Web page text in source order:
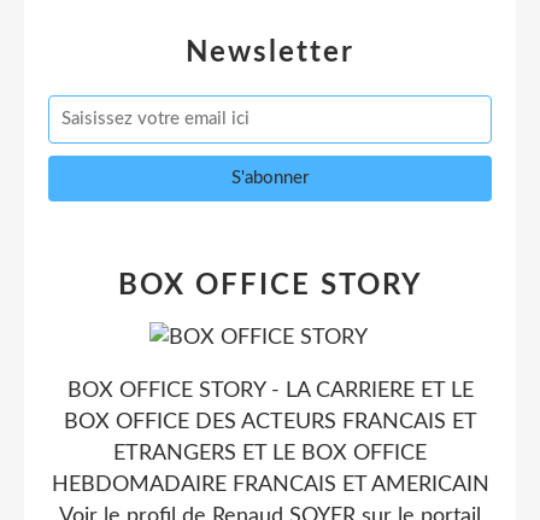
Newsletter
BOX OFFICE STORY
BOX OFFICE STORY - LA CARRIERE ET LE
BOX OFFICE DES ACTEURS FRANCAIS ET
ETRANGERS ET LE BOX OFFICE
HEBDOMADAIRE FRANCAIS ET AMERICAIN